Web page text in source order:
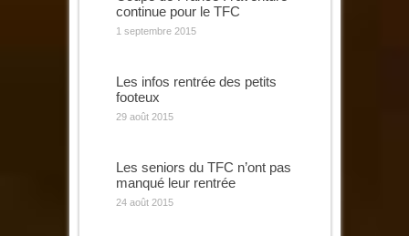
continue pour le TFC
1 septembre 2015
Les infos rentrée des petits
footeux
29 août 2015
Les seniors du TFC n’ont pas
manqué leur rentrée
24 août 2015